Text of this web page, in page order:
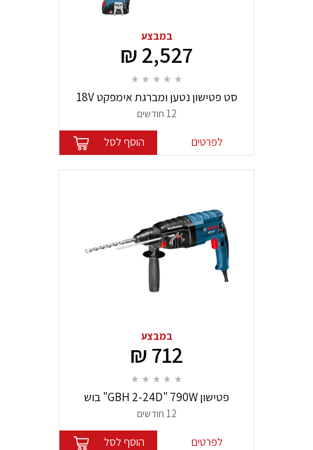
במבצע
2,527 ₪
סט פטישון נטען ומברגת אימפקט 18V
מבית Bosch
12 חודשים
לפרטים הוסף לסל
במבצע
712 ₪
פטישון GBH 2-24D" 790W" בוש
12 חודשים
לפרטים הוסף לסל